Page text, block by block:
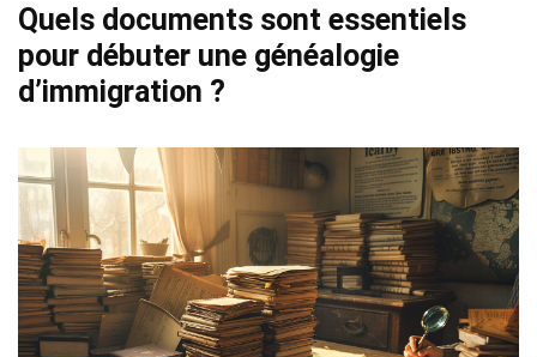
Quels documents sont essentiels
pour débuter une généalogie
d’immigration ?